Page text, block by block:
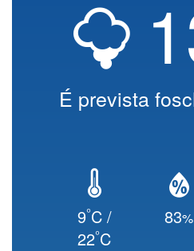
É prevista
9°C /
22°C
83%